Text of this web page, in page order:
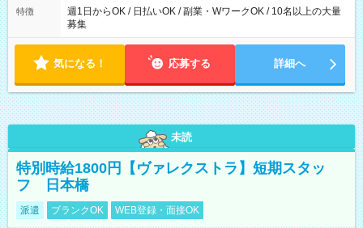
特徴
週1日からOK / 日払いOK / 副業・WワークOK / 10名以上の大量
募集
気になる！ 応募する 詳細へ
未読
特別時給1800円【ヴァレクストラ】短期スタッ
フ 日本橋
派遣 ブランクOK WEB登録・面接OK